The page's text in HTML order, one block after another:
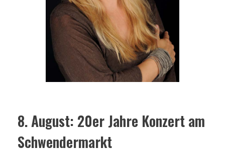
8. August: 20er Jahre Konzert am
Schwendermarkt